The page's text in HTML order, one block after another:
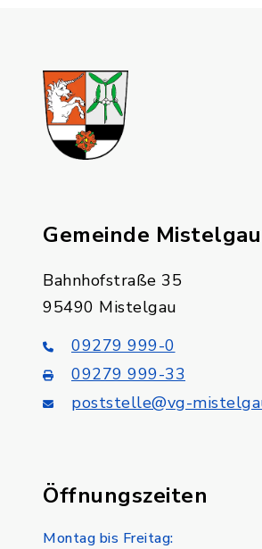
Gemeinde Mistelgau
Bahnhofstraße 35
95490 Mistelgau
09279 999-0
09279 999-33
poststelle@vg-
Öffnungszeiten
Montag bis Freitag: